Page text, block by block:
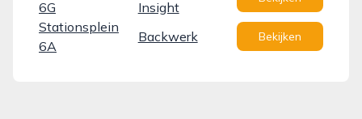
6G
Insight
Stationsplein
6A
Backwerk Bekijken